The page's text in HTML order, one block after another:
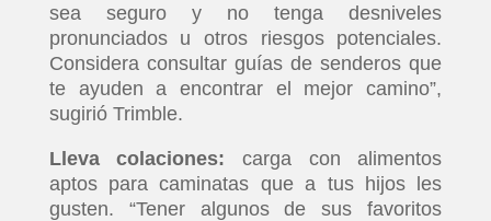
sea seguro y no tenga desniveles
pronunciados u otros riesgos potenciales.
Considera consultar guías de senderos que
te ayuden a encontrar el mejor camino”,
sugirió Trimble.
Lleva colaciones: carga con alimentos
aptos para caminatas que a tus hijos les
gusten. “Tener algunos de sus favoritos